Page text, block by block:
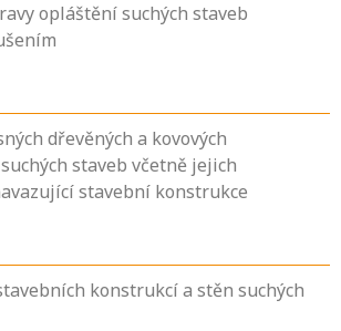
opláštění suchých staveb
dřevěných a kovových
staveb včetně jejich
stavební konstrukce
konstrukcí a stěn suchých